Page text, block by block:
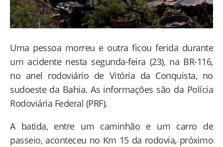
Uma pessoa morreu e outra ficou ferida durante
um acidente nesta segunda-feira (23), na BR-116,
no anel rodoviário de Vitória da Conquista, no
sudoeste da Bahia. As informações são da Polícia
Rodoviária Federal (PRF).
A batida, entre um caminhão e um carro de
passeio, aconteceu no Km 15 da rodovia, próximo